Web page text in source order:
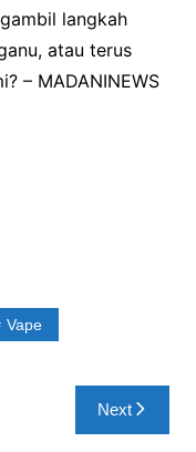
langkah
atau terus
– MADANINEWS
Vape
Next